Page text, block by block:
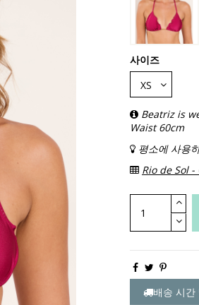
사이즈
Beatriz is
Waist 60cm
평소에 사용
Rio de Sol -
배송 시간